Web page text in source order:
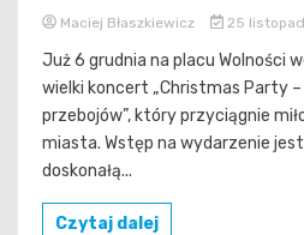
Maciej Błaszkiewicz 25
Już 6 grudnia na placu Wolności
wielki koncert „Christmas Party
przebojów”, który przyciągnie
miasta. Wstęp na wydarzenie
doskonałą...
Czytaj dalej